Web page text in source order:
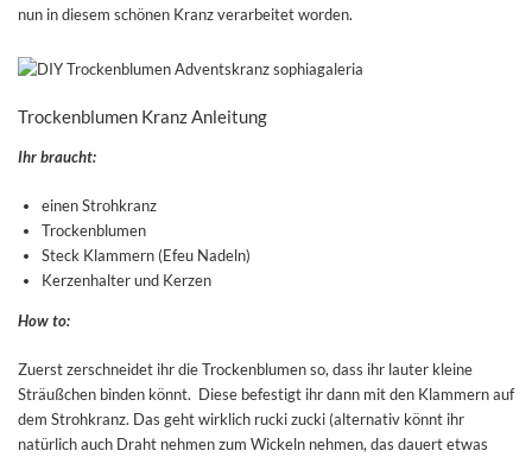
nun in diesem schönen Kranz verarbeitet worden.
Trockenblumen Kranz Anleitung
Ihr braucht:
einen Strohkranz
Trockenblumen
Steck Klammern (Efeu Nadeln)
Kerzenhalter und Kerzen
How to:
Zuerst zerschneidet ihr die Trockenblumen so, dass ihr lauter kleine
Sträußchen binden könnt. Diese befestigt ihr dann mit den Klammern auf
dem Strohkranz. Das geht wirklich rucki zucki (alternativ könnt ihr
natürlich auch Draht nehmen zum Wickeln nehmen, das dauert etwas